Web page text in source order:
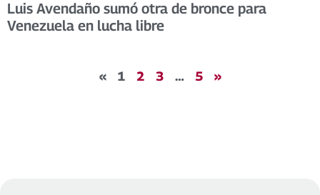
Luis Avendaño sumó otra de bronce para
Venezuela en lucha libre
« 1 2 3 … 5 »